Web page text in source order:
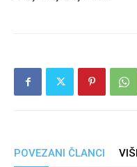
POVEZANI ČLANCI